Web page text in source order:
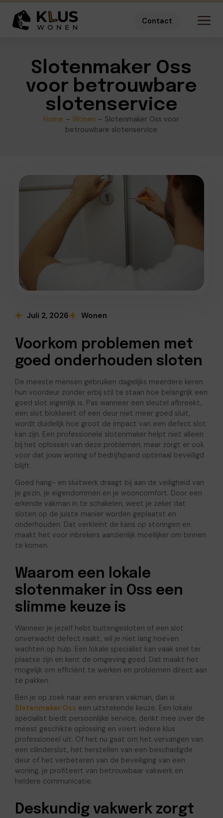
Contact
Slotenmaker Oss
voor betrouwbare
slotenservice
Home –Wonen – Slotenmaker Oss voor
betrouwbare slotenservice
Juli 2, 2026 Wonen
Voorkom problemen met
goed onderhouden sloten
De meeste mensen gebruiken dagelijks meerdere keren
hun voordeur zonder erbij stil te staan hoe belangrijk een
goed slot eigenlijk is. Pas wanneer een sleutel afbreekt,
een slot blokkeert of een deur niet meer goed sluit,
wordt duidelijk hoe groot de impact van een defect slot
kan zijn. Een professionele slotenmaker helpt niet alleen
bij het oplossen van deze problemen, maar zorgt er ook
voor dat jouw woning of bedrijfspand optimaal beveiligd
blijft.
Goed hang- en sluitwerk draagt bij aan de veiligheid van
je gezin, je eigendommen en je wooncomfort. Door een
erkende vakman in te schakelen, weet je zeker dat
sloten op de juiste manier worden geplaatst en
onderhouden. Dat verkleint de kans op storingen en
maakt het voor inbrekers aanzienlijk moeilijker om binnen
te komen.
Waarom een lokale
slotenmaker in Oss een
slimme keuze is
Wanneer je jezelf hebt buitengesloten of een slot
onverwacht defect raakt, wil je niet lang hoeven
wachten op hulp. Een lokale specialist kan vaak snel ter
plaatse zijn en kent de omgeving goed. Dat maakt het
mogelijk om efficiënt te werken en problemen direct aan
te pakken.
Ben je op zoek naar een ervaren vakman, dan is
Slotenmaker Oss een uitstekende keuze. Een lokale
specialist biedt persoonlijke service, denkt mee over de
meest geschikte oplossing en voert iedere klus
professioneel uit. Of het nu gaat om het vervangen van
een cilinderslot, het herstellen van een beschadigde
deur of het verbeteren van de beveiliging van een
woning, je profiteert van betrouwbaar vakwerk en
heldere communicatie.
Deskundig vakwerk zorgt